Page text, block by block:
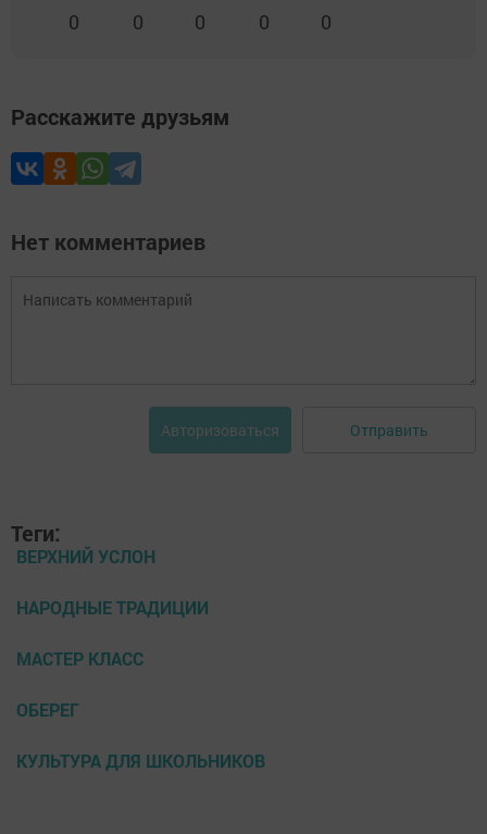
0 0 0 0 0
Расскажите друзьям
Нет комментариев
Авторизоваться Отправить
Теги:
ВЕРХНИЙ УСЛОН
НАРОДНЫЕ ТРАДИЦИИ
МАСТЕР КЛАСС
ОБЕРЕГ
КУЛЬТУРА ДЛЯ ШКОЛЬНИКОВ